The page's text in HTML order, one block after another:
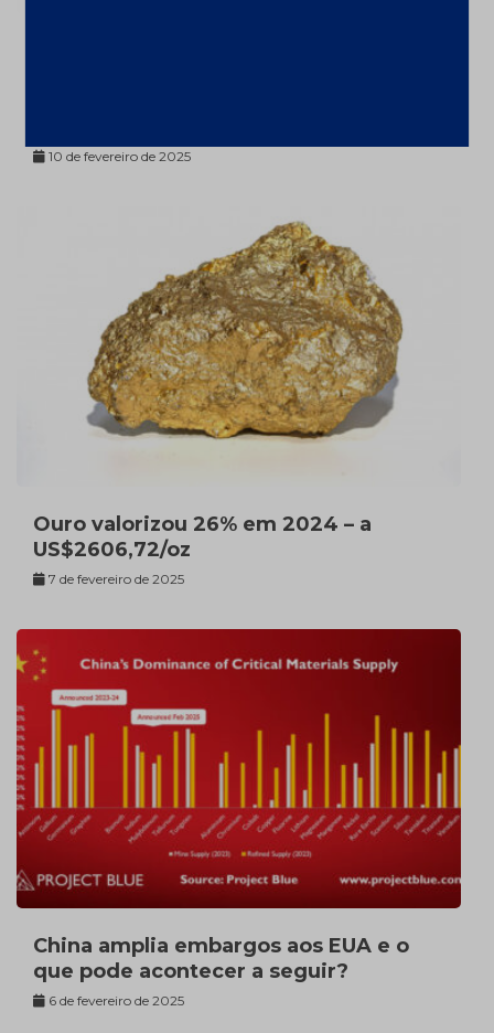
10 de fevereiro de 2025
Ouro valorizou 26% em 2024 – a
US$2606,72/oz
7 de fevereiro de 2025
China amplia embargos aos EUA e o
que pode acontecer a seguir?
6 de fevereiro de 2025